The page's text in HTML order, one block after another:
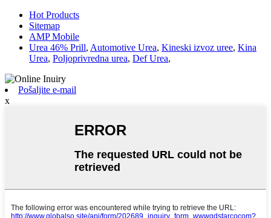
Hot Products
Sitemap
AMP Mobile
Urea 46% Prill, Automotive Urea, Kineski izvoz uree, Kina
Urea, Poljoprivredna urea, Def Urea,
Pošaljite e-mail
x